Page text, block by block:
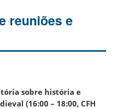
reuniões e
sobre história e
(16:00 – 18:00, CFH